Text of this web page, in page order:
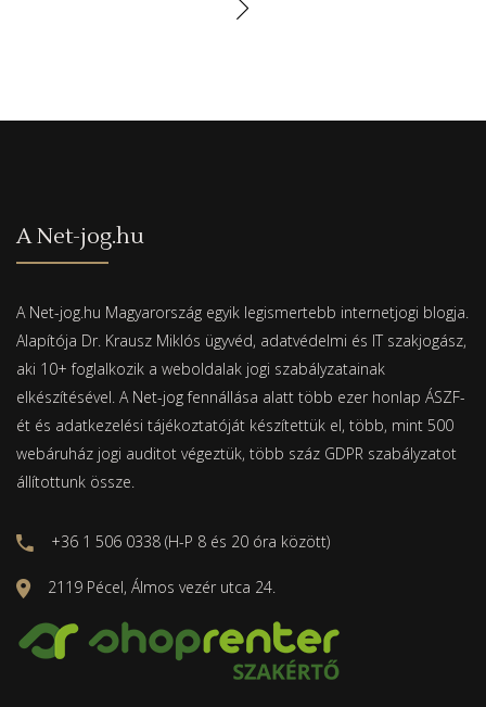
A Net-jog.hu
A Net-jog.hu Magyarország egyik legismertebb internetjogi blogja.
Alapítója Dr. Krausz Miklós ügyvéd, adatvédelmi és IT szakjogász,
aki 10+ foglalkozik a weboldalak jogi szabályzatainak
elkészítésével. A Net-jog fennállása alatt több ezer honlap ÁSZF-
ét és adatkezelési tájékoztatóját készítettük el, több, mint 500
webáruház jogi auditot végeztük, több száz GDPR szabályzatot
állítottunk össze.
+36 1 506 0338 (H-P 8 és 20 óra között)
2119 Pécel, Álmos vezér utca 24.